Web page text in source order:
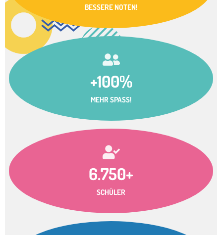
BESSERE NOTEN!
+100%
MEHR SPASS!
6.750+
SCHÜLER